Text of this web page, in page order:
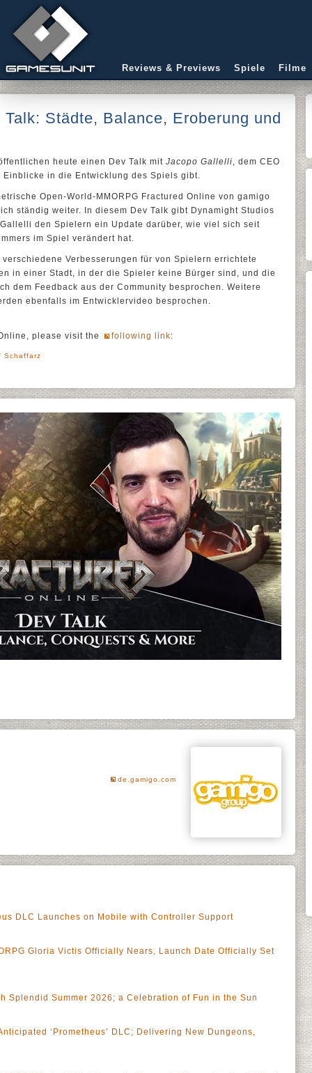
Reviews & Previews Spiele Filme
Städte, Balance, Eroberung und
heute einen Dev Talk mit Jacopo Gallelli, dem CEO
Einblicke in die Entwicklung des Spiels gibt.
Open-World-MMORPG Fractured Online von gamigo
ständig weiter. In diesem Dev Talk gibt Dynamight Studios
den Spielern ein Update darüber, wie viel sich seit
im Spiel verändert hat.
Verbesserungen für von Spielern errichtete
in einer Stadt, in der die Spieler keine Bürger sind, und die
dem Feedback aus der Community besprochen. Weitere
ebenfalls im Entwicklervideo besprochen.
please visit the following link:
Schaffarz
de.gamigo.com
DLC Launches on Mobile with Controller Support
Gloria Victis Officially Nears, Launch Date Officially Set
Splendid Summer 2026; a Celebration of Fun in the Sun
‘Prometheus’ DLC; Delivering New Dungeons,